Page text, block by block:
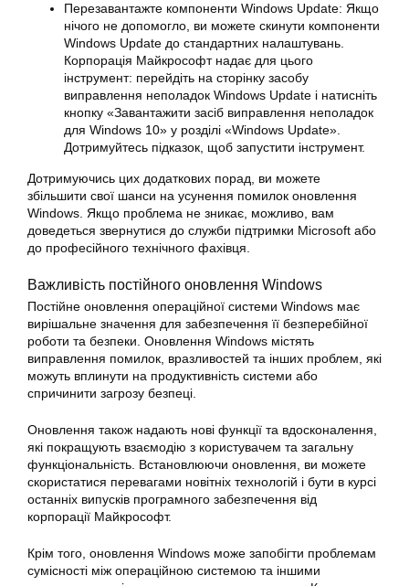
Перезавантажте компоненти Windows Update: Якщо
нічого не допомогло, ви можете скинути компоненти
Windows Update до стандартних налаштувань.
Корпорація Майкрософт надає для цього
інструмент: перейдіть на сторінку засобу
виправлення неполадок Windows Update і натисніть
кнопку «Завантажити засіб виправлення неполадок
для Windows 10» у розділі «Windows Update».
Дотримуйтесь підказок, щоб запустити інструмент.
Дотримуючись цих додаткових порад, ви можете
збільшити свої шанси на усунення помилок оновлення
Windows. Якщо проблема не зникає, можливо, вам
доведеться звернутися до служби підтримки Microsoft або
до професійного технічного фахівця.
Важливість постійного оновлення Windows
Постійне оновлення операційної системи Windows має
вирішальне значення для забезпечення її безперебійної
роботи та безпеки. Оновлення Windows містять
виправлення помилок, вразливостей та інших проблем, які
можуть вплинути на продуктивність системи або
спричинити загрозу безпеці.
Оновлення також надають нові функції та вдосконалення,
які покращують взаємодію з користувачем та загальну
функціональність. Встановлюючи оновлення, ви можете
скористатися перевагами новітніх технологій і бути в курсі
останніх випусків програмного забезпечення від
корпорації Майкрософт.
Крім того, оновлення Windows може запобігти проблемам
сумісності між операційною системою та іншими